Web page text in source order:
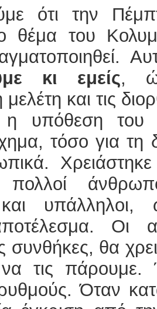
ότι την
θέμα του
κι εμείς,
μελέτη και τις
η υπόθεση του
τόσο για τη
πολλοί
και
Οι
συνθήκες, θα
να τις
Όταν